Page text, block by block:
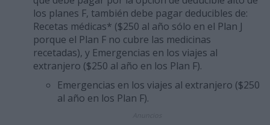
los planes F, también debe pagar deducibles de:
Recetas médicas* ($250 al año sólo en el Plan J
porque el Plan F no cubre las medicinas
recetadas), y Emergencias en los viajes al
extranjero ($250 al año en los Plan F).
Emergencias en los viajes al extranjero ($250
al año en los Plan F).